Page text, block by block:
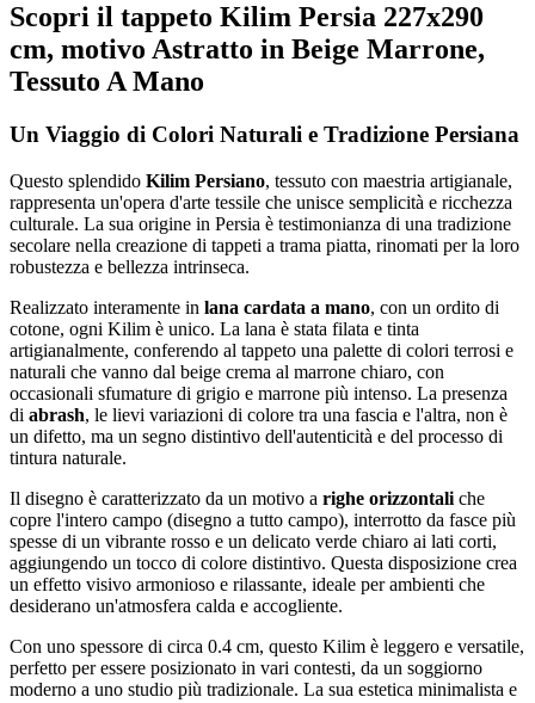
Scopri il tappeto Kilim Persia 227x290
cm, motivo Astratto in Beige Marrone,
Tessuto A Mano
Un Viaggio di Colori Naturali e Tradizione Persiana
Questo splendido Kilim Persiano, tessuto con maestria artigianale,
rappresenta un'opera d'arte tessile che unisce semplicità e ricchezza
culturale. La sua origine in Persia è testimonianza di una tradizione
secolare nella creazione di tappeti a trama piatta, rinomati per la loro
robustezza e bellezza intrinseca.
Realizzato interamente in lana cardata a mano, con un ordito di
cotone, ogni Kilim è unico. La lana è stata filata e tinta
artigianalmente, conferendo al tappeto una palette di colori terrosi e
naturali che vanno dal beige crema al marrone chiaro, con
occasionali sfumature di grigio e marrone più intenso. La presenza
di abrash, le lievi variazioni di colore tra una fascia e l'altra, non è
un difetto, ma un segno distintivo dell'autenticità e del processo di
tintura naturale.
Il disegno è caratterizzato da un motivo a righe orizzontali che
copre l'intero campo (disegno a tutto campo), interrotto da fasce più
spesse di un vibrante rosso e un delicato verde chiaro ai lati corti,
aggiungendo un tocco di colore distintivo. Questa disposizione crea
un effetto visivo armonioso e rilassante, ideale per ambienti che
desiderano un'atmosfera calda e accogliente.
Con uno spessore di circa 0.4 cm, questo Kilim è leggero e versatile,
perfetto per essere posizionato in vari contesti, da un soggiorno
moderno a uno studio più tradizionale. La sua estetica minimalista e